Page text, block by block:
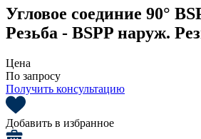
Угловое соединие 90°
Резьба - BSPP наруж.
Цена
По запросу
Получить консультацию
Добавить в избранное